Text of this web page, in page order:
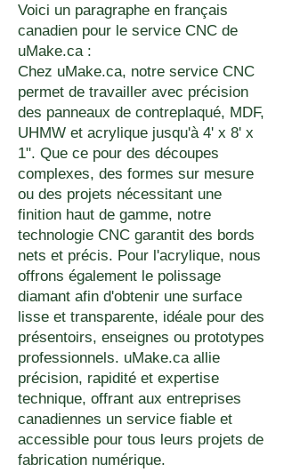
Voici un paragraphe en français
canadien pour le service CNC de
uMake.ca :
Chez uMake.ca, notre service CNC
permet de travailler avec précision
des panneaux de contreplaqué, MDF,
UHMW et acrylique jusqu'à 4' x 8' x
1". Que ce pour des découpes
complexes, des formes sur mesure
ou des projets nécessitant une
finition haut de gamme, notre
technologie CNC garantit des bords
nets et précis. Pour l'acrylique, nous
offrons également le polissage
diamant afin d'obtenir une surface
lisse et transparente, idéale pour des
présentoirs, enseignes ou prototypes
professionnels. uMake.ca allie
précision, rapidité et expertise
technique, offrant aux entreprises
canadiennes un service fiable et
accessible pour tous leurs projets de
fabrication numérique.